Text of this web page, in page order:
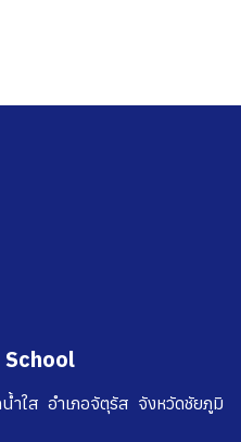
ใส อำเภอจัตุรัส จังหวัดชัยภูมิ